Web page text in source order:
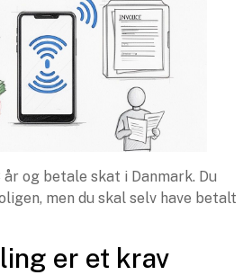
og betale skat i Danmark. Du
men du skal selv have betalt
er et krav